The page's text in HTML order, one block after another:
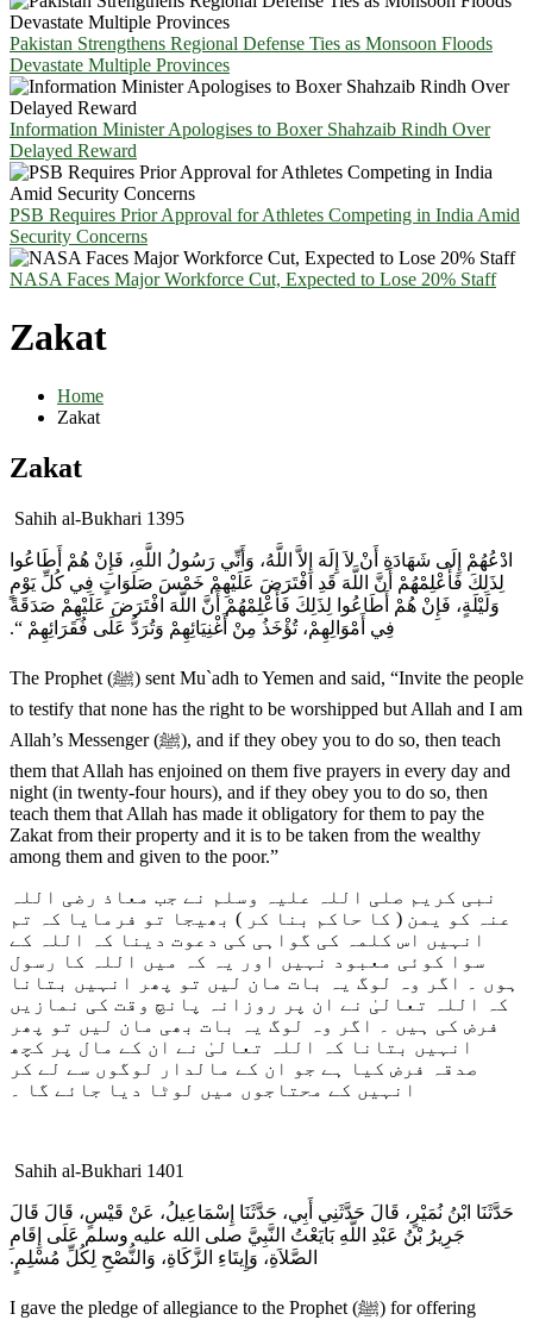
Pakistan Strengthens Regional Defense Ties as Monsoon Floods
Devastate Multiple Provinces
Information Minister Apologises to Boxer Shahzaib Rindh Over
Delayed Reward
PSB Requires Prior Approval for Athletes Competing in India Amid
Security Concerns
NASA Faces Major Workforce Cut, Expected to Lose 20% Staff
Zakat
Home
Zakat
Zakat
Sahih al-Bukhari 1395
ادْعُهُمْ إِلَى شَهَادَةِ أَنْ لاَ إِلَهَ إِلاَّ اللَّهُ، وَأَنِّي رَسُولُ اللَّهِ، فَإِنْ هُمْ أَطَاعُوا
لِذَلِكَ فَأَعْلِمْهُمْ أَنَّ اللَّهَ قَدِ افْتَرَضَ عَلَيْهِمْ خَمْسَ صَلَوَاتٍ فِي كُلِّ يَوْمٍ
وَلَيْلَةٍ، فَإِنْ هُمْ أَطَاعُوا لِذَلِكَ فَأَعْلِمْهُمْ أَنَّ اللَّهَ افْتَرَضَ عَلَيْهِمْ صَدَقَةً
فِي أَمْوَالِهِمْ، تُؤْخَذُ مِنْ أَغْنِيَائِهِمْ وَتُرَدُّ عَلَى فُقَرَائِهِمْ “‏‏.‏
The Prophet (ﷺ) sent Mu`adh to Yemen and said, “Invite the people
to testify that none has the right to be worshipped but Allah and I am
Allah’s Messenger (ﷺ), and if they obey you to do so, then teach
them that Allah has enjoined on them five prayers in every day and
night (in twenty-four hours), and if they obey you to do so, then
teach them that Allah has made it obligatory for them to pay the
Zakat from their property and it is to be taken from the wealthy
among them and given to the poor.”
نبی کریم صلی اللہ علیہ وسلم نے جب معاذ رضی اللہ
عنہ کو یمن ( کا حاکم بنا کر ) بھیجا تو فرمایا کہ تم
انہیں اس کلمہ کی گواہی کی دعوت دینا کہ اللہ کے
سوا کوئی معبود نہیں اور یہ کہ میں اللہ کا رسول
ہوں ۔ اگر وہ لوگ یہ بات مان لیں تو پھر انہیں بتانا
کہ اللہ تعالیٰ نے ان پر روزانہ پانچ وقت کی نمازیں
فرض کی ہیں ۔ اگر وہ لوگ یہ بات بھی مان لیں تو پھر
انہیں بتانا کہ اللہ تعالیٰ نے ان کے مال پر کچھ
صدقہ فرض کیا ہے جو ان کے مالدار لوگوں سے لے کر
انہیں کے محتاجوں میں لوٹا دیا جائے گا ۔
Sahih al-Bukhari 1401
حَدَّثَنَا ابْنُ نُمَيْرٍ، قَالَ حَدَّثَنِي أَبِي، حَدَّثَنَا إِسْمَاعِيلُ، عَنْ قَيْسٍ، قَالَ قَالَ
جَرِيرُ بْنُ عَبْدِ اللَّهِ بَايَعْتُ النَّبِيَّ صلى الله عليه وسلم عَلَى إِقَامِ
الصَّلاَةِ، وَإِيتَاءِ الزَّكَاةِ، وَالنُّصْحِ لِكُلِّ مُسْلِمٍ‏.‏
I gave the pledge of allegiance to the Prophet (ﷺ) for offering